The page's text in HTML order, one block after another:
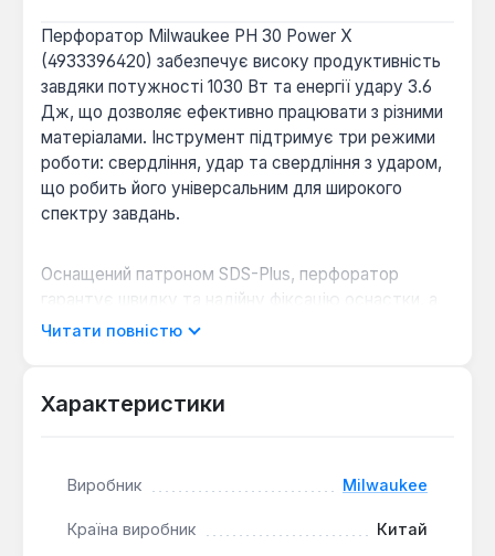
Перфоратор Milwaukee PH 30 Power X
(4933396420) забезпечує високу продуктивність
завдяки потужності 1030 Вт та енергії удару 3.6
Дж, що дозволяє ефективно працювати з різними
матеріалами. Інструмент підтримує три режими
роботи: свердління, удар та свердління з ударом,
що робить його універсальним для широкого
спектру завдань.
Оснащений патроном SDS-Plus, перфоратор
гарантує швидку та надійну фіксацію оснастки, а
також ефективну передачу енергії удару.
мм, що покриває більшість потреб у будівельних
легко витягувати заклинені бури та
Читати повністю
Характеристики
Виробник Milwaukee
Країна виробник Китай